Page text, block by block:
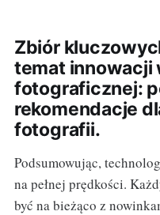
Zbiór
temat innowacji
fotograficznej:
rekomendacje
fotografii.
Podsumowując,
na pełnej prędkości.
być na bieżąco z